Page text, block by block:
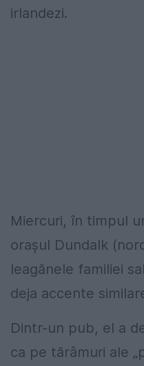
irlandezi.
Miercuri, în timpul
oraşul Dundalk
leagănele familiei
deja accente
Dintr-un pub, el a
ca pe tărâmuri ale